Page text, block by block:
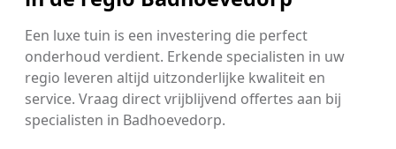
Een luxe tuin is een investering die perfect
onderhoud verdient. Erkende specialisten in uw
regio leveren altijd uitzonderlijke kwaliteit en
service. Vraag direct vrijblijvend offertes aan bij
specialisten in Badhoevedorp.